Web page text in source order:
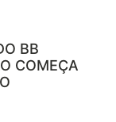
BB
COMEÇA